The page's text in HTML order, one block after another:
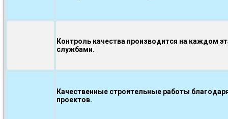
Контроль качества производится на каждом
службами.
Качественные строительные работы
проектов.